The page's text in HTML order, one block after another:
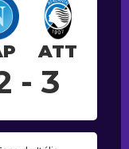
ATT
- 3